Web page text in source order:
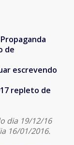
de
escrevendo
repleto de
dia 19/12/16
16/01/2016.